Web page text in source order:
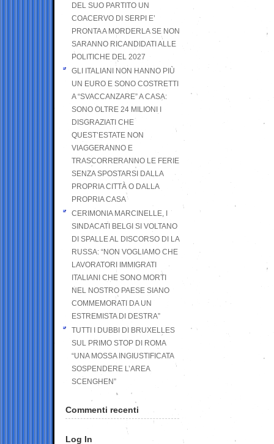
DEL SUO PARTITO UN
COACERVO DI SERPI E’
PRONTA A MORDERLA SE NON
SARANNO RICANDIDATI ALLE
POLITICHE DEL 2027
GLI ITALIANI NON HANNO PIÙ
UN EURO E SONO COSTRETTI
A “SVACCANZARE” A CASA:
SONO OLTRE 24 MILIONI I
DISGRAZIATI CHE
QUEST’ESTATE NON
VIAGGERANNO E
TRASCORRERANNO LE FERIE
SENZA SPOSTARSI DALLA
PROPRIA CITTÀ O DALLA
PROPRIA CASA
CERIMONIA MARCINELLE, I
SINDACATI BELGI SI VOLTANO
DI SPALLE AL DISCORSO DI LA
RUSSA: “NON VOGLIAMO CHE
LAVORATORI IMMIGRATI
ITALIANI CHE SONO MORTI
NEL NOSTRO PAESE SIANO
COMMEMORATI DA UN
ESTREMISTA DI DESTRA”
TUTTI I DUBBI DI BRUXELLES
SUL PRIMO STOP DI ROMA
“UNA MOSSA INGIUSTIFICATA
SOSPENDERE L’AREA
SCENGHEN”
Commenti recenti
Log In